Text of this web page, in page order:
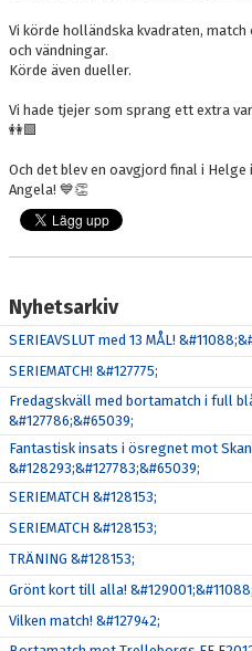
Vi körde holländska kvadraten,
och vändningar.
Körde även dueller.
Vi hade tjejer som sprang ett extra
👭🟩
Och det blev en oavgjord final i Helge
Angela! 💙👏
Nyhetsarkiv
SERIEAVSLUT med 13 MÅL!
SERIEMATCH! &#127775;
Fredagskväll med bortamatch i full
&#127786;&#65039;
Fantastisk insats i ösregnet mot
&#128293;&#127783;&#65039;
SERIEMATCH &#128153;
SERIEMATCH &#128153;
TRÄNING &#128153;
Grönt kort till alla!
Vilken match! &#127942;